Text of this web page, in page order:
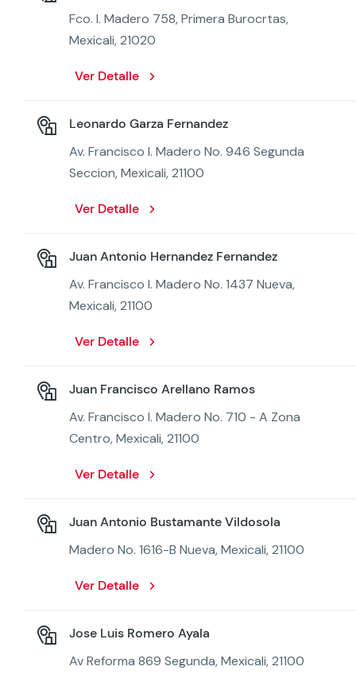
Fco. I. Madero 758, Primera Burocrtas,
Mexicali, 21020
Ver Detalle
Leonardo Garza Fernandez
Av. Francisco I. Madero No. 946 Segunda
Seccion, Mexicali, 21100
Ver Detalle
Juan Antonio Hernandez Fernandez
Av. Francisco I. Madero No. 1437 Nueva,
Mexicali, 21100
Ver Detalle
Juan Francisco Arellano Ramos
Av. Francisco I. Madero No. 710 - A Zona
Centro, Mexicali, 21100
Ver Detalle
Juan Antonio Bustamante Vildosola
Madero No. 1616-B Nueva, Mexicali, 21100
Ver Detalle
Jose Luis Romero Ayala
Av Reforma 869 Segunda, Mexicali, 21100